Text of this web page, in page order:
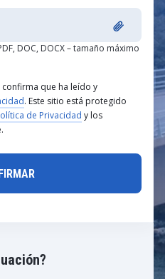
DOC, DOCX – tamaño máximo
que ha leído y
. Este sitio está protegido
de Privacidad y los